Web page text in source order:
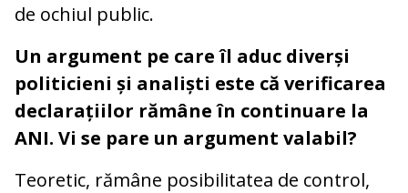
de ochiul public.
Un argument pe care îl aduc diverși
politicieni și analiști este că verificarea
declarațiilor rămâne în continuare la
ANI. Vi se pare un argument valabil?
Teoretic, rămâne posibilitatea de control,